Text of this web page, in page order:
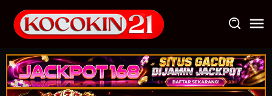
konten